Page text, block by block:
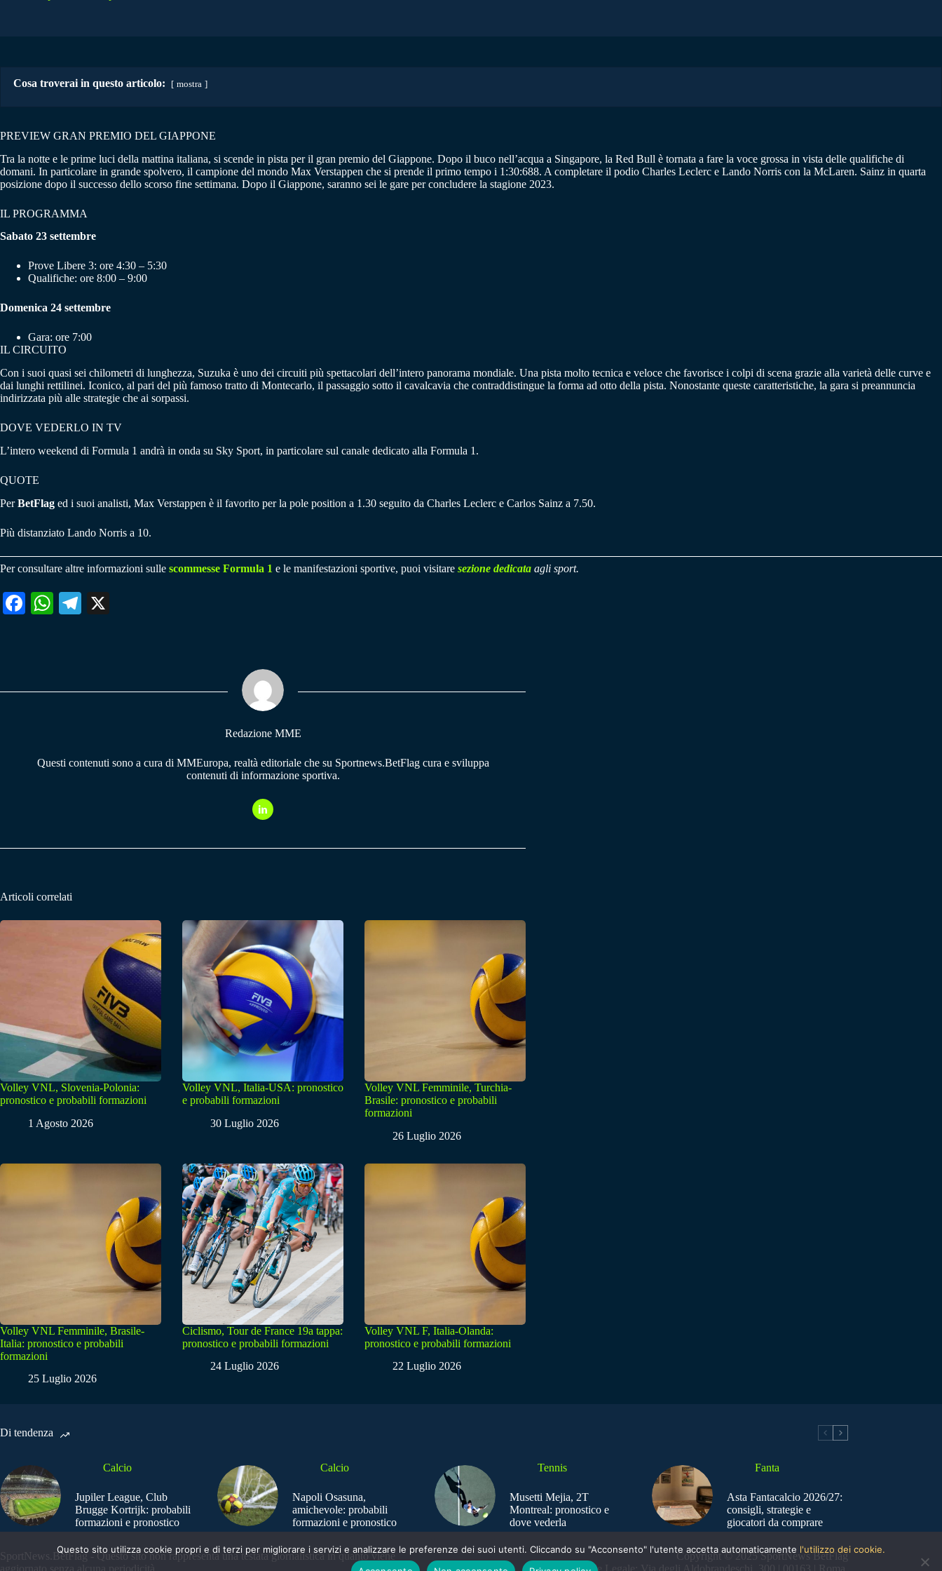
Cosa troverai in questo articolo: mostra
PREVIEW GRAN PREMIO DEL GIAPPONE
Tra la notte e le prime luci della mattina italiana, si scende in pista per il gran premio del Giappone. Dopo il buco nell’acqua a Singapore, la Red Bull è tornata a fare la voce grossa in vista delle qualifiche di
domani. In particolare in grande spolvero, il campione del mondo Max Verstappen che si prende il primo tempo i 1:30:688. A completare il podio Charles Leclerc e Lando Norris con la McLaren. Sainz in quarta
posizione dopo il successo dello scorso fine settimana. Dopo il Giappone, saranno sei le gare per concludere la stagione 2023.
IL PROGRAMMA
Sabato 23 settembre
Prove Libere 3: ore 4:30 – 5:30
Qualifiche: ore 8:00 – 9:00
Domenica 24 settembre
Gara: ore 7:00
IL CIRCUITO
Con i suoi quasi sei chilometri di lunghezza, Suzuka è uno dei circuiti più spettacolari dell’intero panorama mondiale. Una pista molto tecnica e veloce che favorisce i colpi di scena grazie alla varietà delle curve e
dai lunghi rettilinei. Iconico, al pari del più famoso tratto di Montecarlo, il passaggio sotto il cavalcavia che contraddistingue la forma ad otto della pista. Nonostante queste caratteristiche, la gara si preannuncia
indirizzata più alle strategie che ai sorpassi.
DOVE VEDERLO IN TV
L’intero weekend di Formula 1 andrà in onda su Sky Sport, in particolare sul canale dedicato alla Formula 1.
QUOTE
PerBetFlag ed i suoi analisti, Max Verstappen è il favorito per la pole position a 1.30 seguito da Charles Leclerc e Carlos Sainz a 7.50.
Più distanziato Lando Norris a 10.
Per consultare altre informazioni sulle scommesse Formula 1 e le manifestazioni sportive, puoi visitare sezione dedicata agli sport.
Fa W
pp
Te
m
Redazione MME
Questi contenuti sono a cura di MMEuropa, realtà editoriale che su Sportnews.BetFlag cura e sviluppa
contenuti di informazione sportiva.
Articoli correlati
Volley VNL, Slovenia-Polonia:
pronostico e probabili formazioni
1 Agosto 2026
Volley VNL, Italia-USA: pronostico
e probabili formazioni
30 Luglio 2026
Volley VNL Femminile, Turchia-
Brasile: pronostico e probabili
formazioni
26 Luglio 2026
Volley VNL Femminile, Brasile-
Italia: pronostico e probabili
formazioni
25 Luglio 2026
Ciclismo, Tour de France 19a tappa:
pronostico e probabili formazioni
24 Luglio 2026
Volley VNL F, Italia-Olanda:
pronostico e probabili formazioni
22 Luglio 2026
Di tendenza
Calcio
Jupiler League, Club
Brugge Kortrijk: probabili
formazioni e pronostico
Calcio
Napoli Osasuna,
amichevole: probabili
formazioni e pronostico
Tennis
Musetti Mejia, 2T
Montreal: pronostico e
dove vederla
Fanta
Asta Fantacalcio 2026/27:
consigli, strategie e
giocatori da comprare
SportNews.BetFlag - Questo sito non rappresenta una testata giornalistica in quanto viene
Copyright © 2025 SportNews BetFlag
Questo sito utilizza cookie propri e di terzi per migliorare i servizi e analizzare le preferenze dei suoi utenti. Cliccando su "Acconsento" l'utente accetta automaticamente l'utilizzo dei cookie.